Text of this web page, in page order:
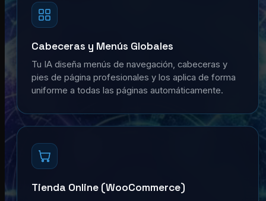
Cabeceras y Menús Globales
Tu IA diseña menús de navegación, cabeceras y
pies de página profesionales y los aplica de forma
uniforme a todas las páginas automáticamente.
Tienda Online (WooCommerce)